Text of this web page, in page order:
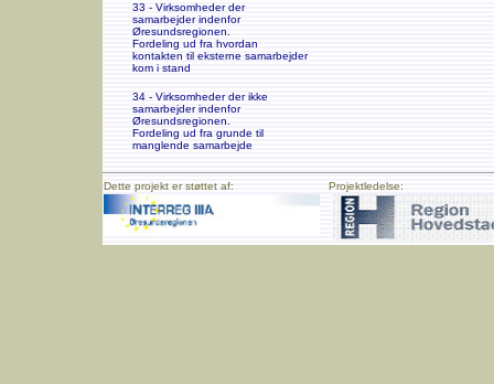
33 - Virksomheder der
samarbejder indenfor
Øresundsregionen.
Fordeling ud fra hvordan
kontakten til eksterne samarbejder
kom i stand
34 - Virksomheder der ikke
samarbejder indenfor
Øresundsregionen.
Fordeling ud fra grunde til
manglende samarbejde
Dette projekt er støttet af: Projektledelse: